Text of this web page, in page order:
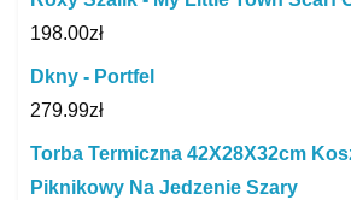
198.00zł
Dkny - Portfel
279.99zł
Torba Termiczna 42X28X32cm
Piknikowy Na Jedzenie Szary